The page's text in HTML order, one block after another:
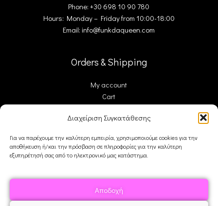
Διαχείριση Συγκατάθεσης
Για να παρέχουμε την καλύτερη εμπειρία, χρησιμοποιούμε cookies για την
αποθήκευση ή/και την πρόσβαση σε πληροφορίες για την καλύτερη
εξυπηρέτησή σας από το ηλεκτρονικό μας κατάστημα.
Αποδοχή
Phone: +30 698 10 90 780
Hours: Monday – Friday from 10:00-18:00
Email: info@funkdaqueen.com
Orders & Shipping
My account
Cart
Contact Us
FDQ
Who we are
Shipping & Returns
Terms and Conditions